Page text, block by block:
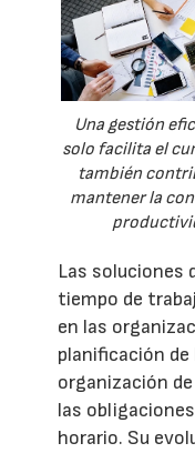
Una gestión
solo facilita el
también
mantener la
Las soluciones
tiempo de
en las
planificación
organización
las
horario. Su